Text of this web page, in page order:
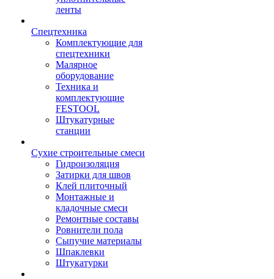
ленты
Спецтехника
Комплектующие для
спецтехники
Малярное
оборудование
Техника и
комплектующие
FESTOOL
Штукатурные
станции
Сухие строительные смеси
Гидроизоляция
Затирки для швов
Клей плиточный
Монтажные и
кладочные смеси
Ремонтные составы
Ровнители пола
Сыпучие материалы
Шпаклевки
Штукатурки